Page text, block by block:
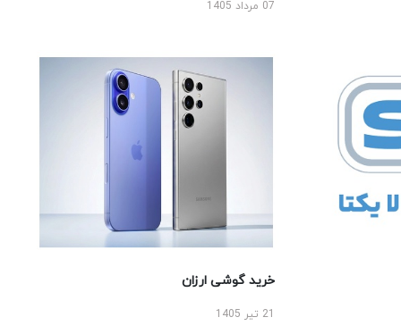
07 مرداد 1405
خرید گوشی ارزان